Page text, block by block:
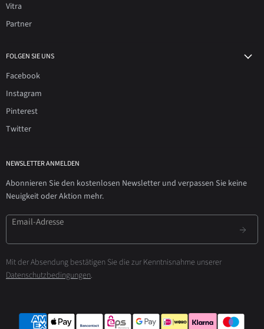
Vitra
Partner
FOLGEN SIE UNS
Facebook
Instagram
Pinterest
Twitter
NEWSLETTER ANMELDEN
Abonnieren Sie den kostenlosen Newsletter und verpassen Sie keine
Neuigkeit oder Aktion mehr.
Email-Adresse
Mit der Absendung bestätigen Sie die zur Kenntnisnahme unserer
Datenschutzbedingungen.